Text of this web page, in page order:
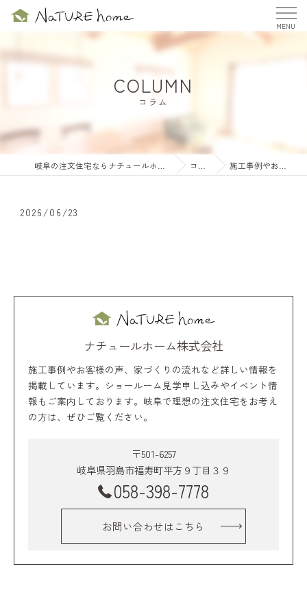
COLUMN
コラム
コラム 施工事例やお客様の…
2026/06/23
ナチュールホーム株式会社
施工事例やお客様の声、家づくりの流れなど詳しい情報を
掲載しています。ショールーム見学申し込みやイベント情
報もご案内しております。岐阜で理想の注文住宅をお考え
の方は、ぜひご覧ください。
〒501-6257
岐阜県羽島市福寿町平方９丁目３９
058-398-7778
お問い合わせはこちら